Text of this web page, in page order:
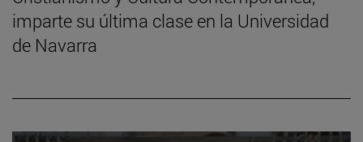
imparte su última clase en la Universidad
de Navarra